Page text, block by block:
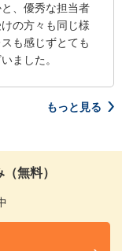
、優秀な担当者
の方々も同じ様
も感じずとても
ました。
もっと見る
無料）